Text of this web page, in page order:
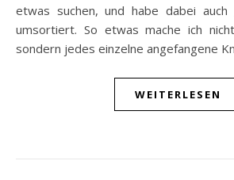
etwas suchen, und habe dabei auch
umsortiert. So etwas mache ich
sondern jedes einzelne angefangene
WEITERLESEN